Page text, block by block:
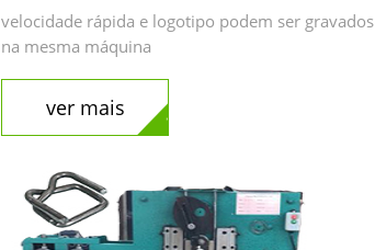
velocidade rápida e logotipo podem ser gravados
na mesma máquina
ver mais